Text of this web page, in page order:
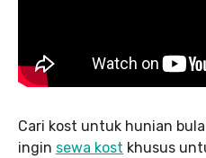
Cari kost untuk hunian
ingin sewa kost khusus